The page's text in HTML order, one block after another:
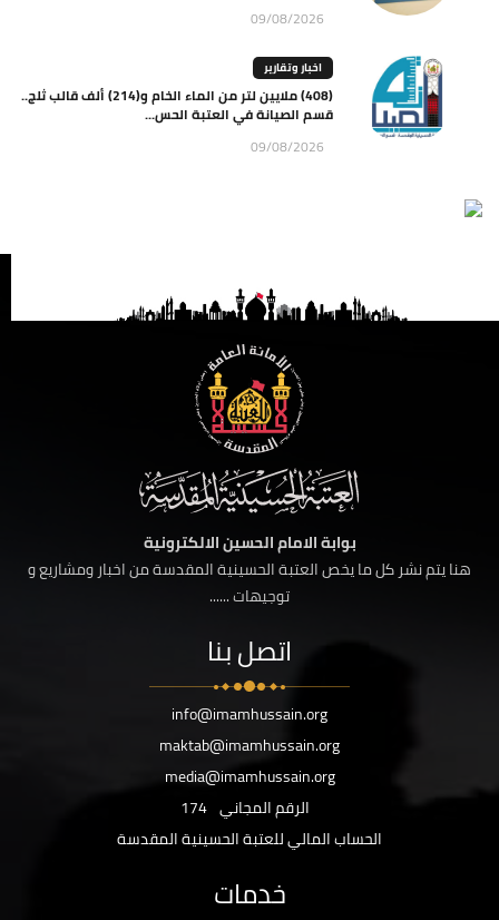
09/08/2026
اخبار وتقارير
(408) ملايين لتر من الماء الخام و(214) ألف قالب ثلج..
قسم الصيانة في العتبة الحس...
09/08/2026
بوابة الامام الحسين الالكترونية
هنا يتم نشر كل ما يخص العتبة الحسينية المقدسة من اخبار ومشاريع و
توجيهات ......
اتصل بنا
info@imamhussain.org
maktab@imamhussain.org
media@imamhussain.org
الرقم المجاني 174
الحساب المالي للعتبة الحسينية المقدسة
خدمات